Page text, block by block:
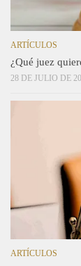
ARTÍCULOS
¿Qué juez
28 DE JULIO DE
ARTÍCULOS